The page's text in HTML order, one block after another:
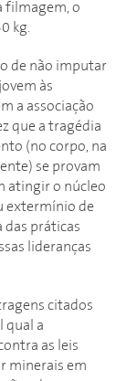
filmagem, o
kg.
de não imputar
às
a associação
que a tragédia
(no corpo, na
se provam
atingir o núcleo
extermínio de
das práticas
lideranças
citados
qual a
as leis
minerais em